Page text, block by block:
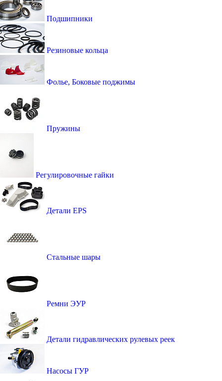
Подшипники
Резиновые кольца
Фолье, Боковые поджимы
Пружины
Регулировочные гайки
Детали EPS
Стальные шары
Ремни ЭУР
Детали гидравлических рулевых реек
Насосы ГУР